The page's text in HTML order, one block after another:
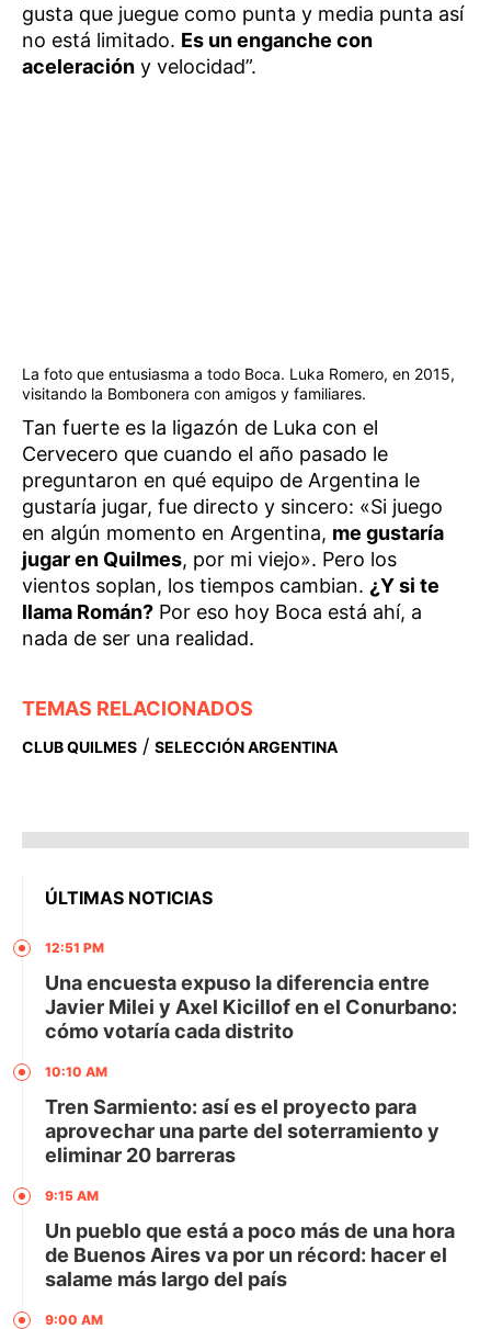
gusta que juegue como punta y media punta así
no está limitado. Es un enganche con
aceleración y velocidad”.
La foto que entusiasma a todo Boca. Luka Romero, en 2015,
visitando la Bombonera con amigos y familiares.
Tan fuerte es la ligazón de Luka con el
Cervecero que cuando el año pasado le
preguntaron en qué equipo de Argentina le
gustaría jugar, fue directo y sincero: «Si juego
en algún momento en Argentina, me gustaría
jugar en Quilmes, por mi viejo». Pero los
vientos soplan, los tiempos cambian. ¿Y si te
llama Román? Por eso hoy Boca está ahí, a
nada de ser una realidad.
TEMAS RELACIONADOS
CLUB QUILMES / SELECCIÓN ARGENTINA
ÚLTIMAS NOTICIAS
12:51 PM
Una encuesta expuso la diferencia entre
Javier Milei y Axel Kicillof en el Conurbano:
cómo votaría cada distrito
10:10 AM
Tren Sarmiento: así es el proyecto para
aprovechar una parte del soterramiento y
eliminar 20 barreras
9:15 AM
Un pueblo que está a poco más de una hora
de Buenos Aires va por un récord: hacer el
salame más largo del país
9:00 AM